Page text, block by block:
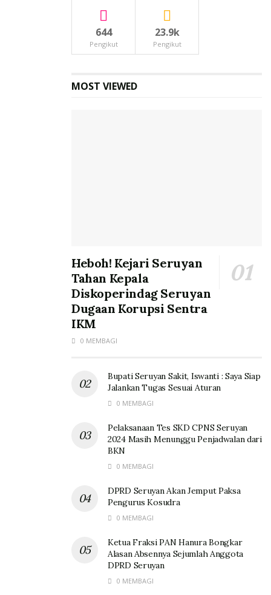
644
Pengikut
23.9k
Pengikut
MOST VIEWED
Heboh! Kejari Seruyan
Tahan Kepala
Diskoperindag Seruyan
Dugaan Korupsi Sentra
IKM
0 MEMBAGI
Bupati Seruyan Sakit, Iswanti : Saya Siap
Jalankan Tugas Sesuai Aturan
0 MEMBAGI
Pelaksanaan Tes SKD CPNS Seruyan
2024 Masih Menunggu Penjadwalan dari
BKN
0 MEMBAGI
DPRD Seruyan Akan Jemput Paksa
Pengurus Kosudra
0 MEMBAGI
Ketua Fraksi PAN Hanura Bongkar
Alasan Absennya Sejumlah Anggota
DPRD Seruyan
0 MEMBAGI